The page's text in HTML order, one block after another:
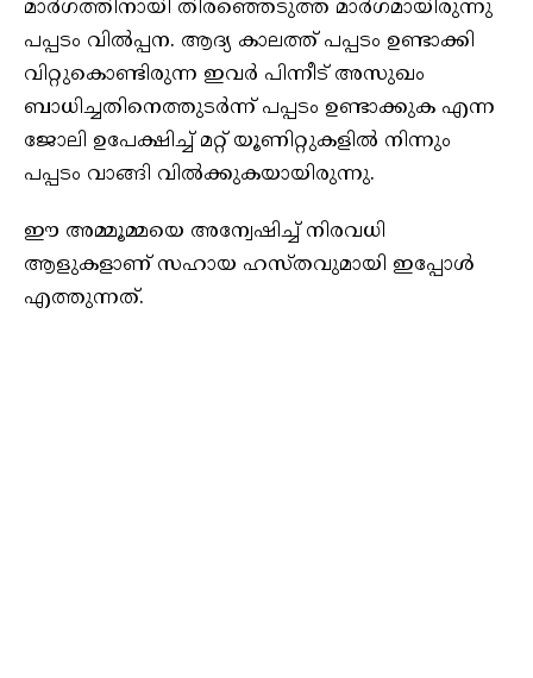
മാർഗത്തിനായി തിരഞ്ഞെടുത്ത മാർഗമായിരുന്നു
പപ്പടം വിൽപ്പന. ആദ്യ കാലത്ത് പപ്പടം ഉണ്ടാക്കി
വിറ്റുകൊണ്ടിരുന്ന ഇവർ പിന്നീട് അസുഖം
ബാധിച്ചതിനെത്തുടർന്ന് പപ്പടം ഉണ്ടാക്കുക എന്ന
ജോലി ഉപേക്ഷിച്ച് മറ്റ് യൂണിറ്റുകളിൽ നിന്നും
പപ്പടം വാങ്ങി വിൽക്കുകയായിരുന്നു.
ഈ അമ്മൂമ്മയെ അന്വേഷിച്ച് നിരവധി
ആളുകളാണ് സഹായ ഹസ്തവുമായി ഇപ്പോൾ
എത്തുന്നത്.